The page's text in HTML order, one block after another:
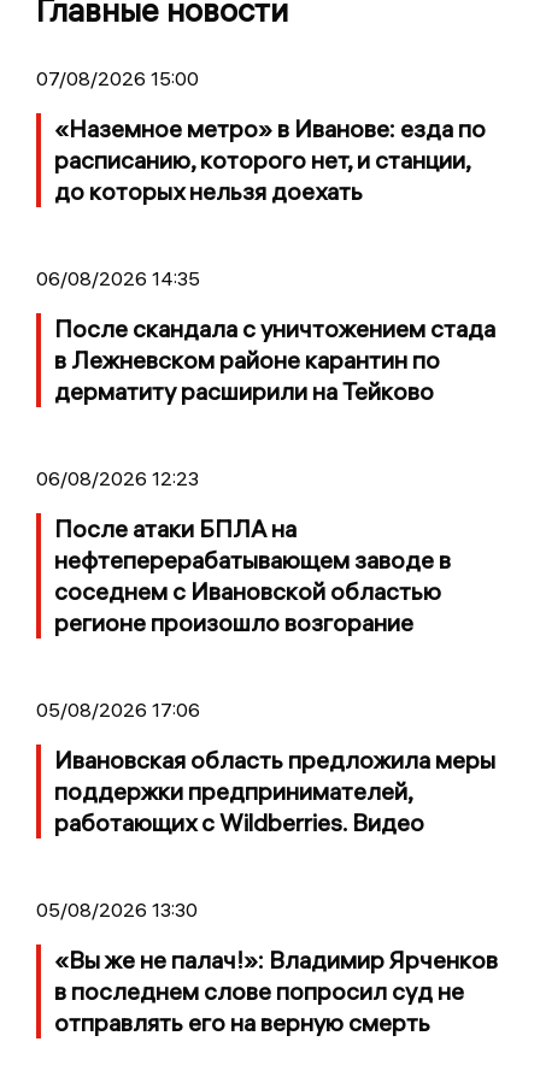
Главные новости
07/08/2026 15:00
«Наземное метро» в Иванове: езда по
расписанию, которого нет, и станции,
до которых нельзя доехать
06/08/2026 14:35
После скандала с уничтожением стада
в Лежневском районе карантин по
дерматиту расширили на Тейково
06/08/2026 12:23
После атаки БПЛА на
нефтеперерабатывающем заводе в
соседнем с Ивановской областью
регионе произошло возгорание
05/08/2026 17:06
Ивановская область предложила меры
поддержки предпринимателей,
работающих с Wildberries. Видео
05/08/2026 13:30
«Вы же не палач!»: Владимир Ярченков
в последнем слове попросил суд не
отправлять его на верную смерть